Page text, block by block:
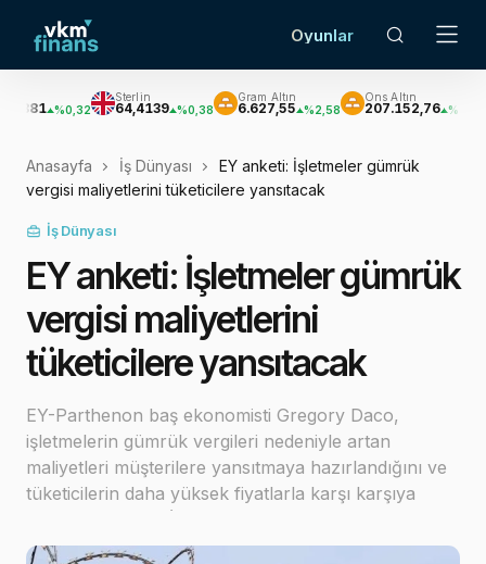
Oyunlar
%0,32
Sterlin
64,4139 %0,38
Gram Altın
6.627,55 %2,58
Ons Altın
207.152,76 %2,62
Anasayfa İş Dünyası
EY anketi: İşletmeler gümrük
vergisi maliyetlerini tüketicilere yansıtacak
İş Dünyası
EY anketi: İşletmeler gümrük
vergisi maliyetlerini
tüketicilere yansıtacak
EY-Parthenon baş ekonomisti Gregory Daco,
işletmelerin gümrük vergileri nedeniyle artan
maliyetleri müşterilere yansıtmaya hazırlandığını ve
tüketicilerin daha yüksek fiyatlarla karşı karşıya
yansıtıyorEY'nin 4.000 yöneticiyle yaptığı an…